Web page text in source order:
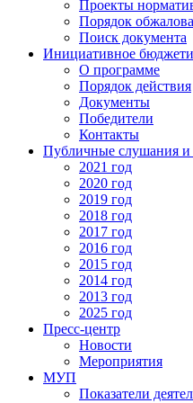
Проекты
Порядок
Поиск документа
Инициативное
О программе
Порядок действия
Документы
Победители
Контакты
Публичные слушания и
2021 год
2020 год
2019 год
2018 год
2017 год
2016 год
2015 год
2014 год
2013 год
2025 год
Пресс-центр
Новости
Мероприятия
МУП
Показатели